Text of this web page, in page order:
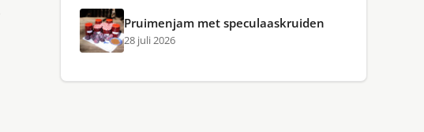
Pruimenjam met speculaaskruiden
28 juli 2026